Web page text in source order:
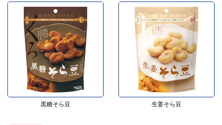
黒糖そら豆 生姜そら豆